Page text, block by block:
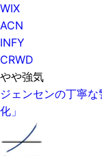
WIX
ACN
INFY
CRWD
やや強気
ジェンセンの丁寧
化」